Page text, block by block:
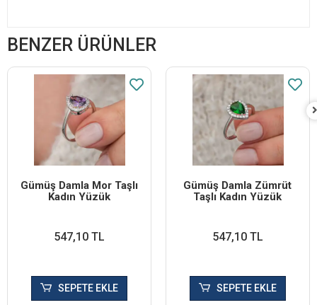
BENZER ÜRÜNLER
Gümüş Damla Mor Taşlı
Kadın Yüzük
547,10 TL
SEPETE EKLE
Gümüş Damla Zümrüt
Taşlı Kadın Yüzük
547,10 TL
SEPETE EKLE